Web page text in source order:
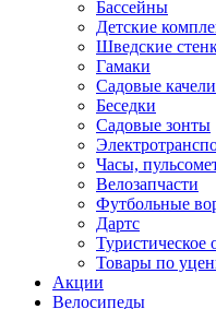
Бассейны
Детские
Шведские
Гамаки
Садовые качели
Беседки
Садовые зонты
Часы,
Велозапчасти
Футбольные
Дартс
Туристическое
Товары по
Акции
Велосипеды